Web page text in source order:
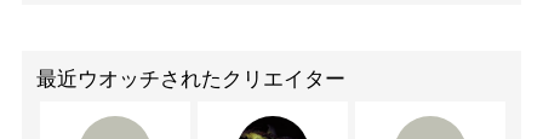
最近ウオッチされたクリエイター